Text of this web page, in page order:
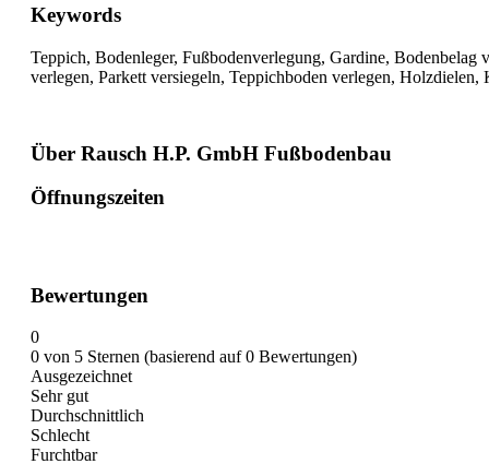
Keywords
Teppich, Bodenleger, Fußbodenverlegung, Gardine,
verlegen, Parkett versiegeln, Teppichboden verlegen,
Über Rausch H.P. GmbH Fußbodenbau
Öffnungszeiten
Bewertungen
0
0 von 5 Sternen (basierend auf 0 Bewertungen)
Ausgezeichnet
Sehr gut
Durchschnittlich
Schlecht
Furchtbar